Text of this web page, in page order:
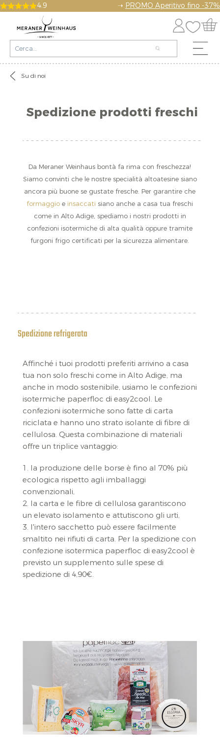
4.9 ➝ PROMO Aperitivo fino -37%
Su di noi
Spedizione refrigerata
Da Meraner Weinhaus bontà fa rima con freschezza!
Siamo convinti che le nostre specialità altoatesine siano
ancora più buone se gustate fresche. Per garantire che
formaggio e insaccati siano anche a casa tua freschi
come in Alto Adige, spediamo i nostri prodotti in
confezioni isotermiche di alta qualità oppure tramite
furgoni frigo certificati per la sicurezza alimentare.
Spedizione prodotti freschi
Affinché i tuoi prodotti preferiti arrivino a casa
tua non solo freschi come in Alto Adige, ma
anche in modo sostenibile, usiamo le confezioni
isotermiche paperfloc di easy2cool. Le
confezioni isotermiche sono fatte di carta
riciclata e hanno uno strato isolante di fibre di
cellulosa. Questa combinazione di materiali
offre un triplice vantaggio:
1. la produzione delle borse è fino al 70% più
ecologica rispetto agli imballaggi
convenzionali,
2. la carta e le fibre di cellulosa garantiscono
un elevato isolamento e attutiscono gli urti,
3. l'intero sacchetto può essere facilmente
smaltito nei rifiuti di carta. Per la spedizione con
confezione isotermica paperfloc di easy2cool è
previsto un supplemento sulle spese di
spedizione di 4,90€.